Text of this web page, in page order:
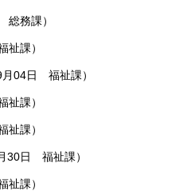
総務課 ）
祉課 ）
04日 福祉課 ）
祉課 ）
祉課 ）
30日 福祉課 ）
祉課 ）